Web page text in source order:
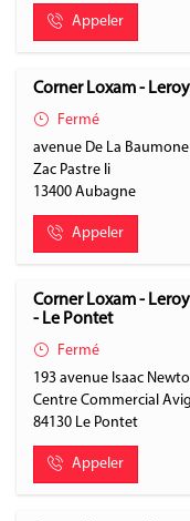
Appeler
Corner Loxam -
Fermé
avenue De La Baumone
Zac Pastre Ii
13400 Aubagne
Appeler
Corner Loxam -
- Le Pontet
Fermé
193 avenue Isaac
Centre Commercial
84130 Le Pontet
Appeler